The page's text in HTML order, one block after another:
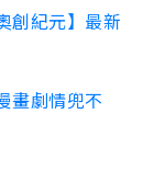
創紀元】最新
畫劇情兜不